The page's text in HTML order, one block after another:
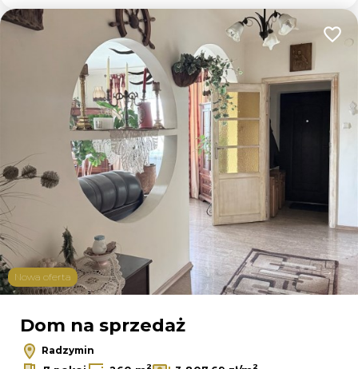
Nowa oferta
Dom na sprzedaż
Radzymin
2 2